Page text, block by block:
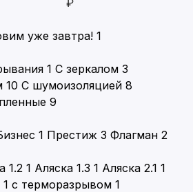
₽
уже завтра! 1
1 С зеркалом 3
10 С шумоизоляцией 8
9
1 Престиж 3 Флагман 2
1.2 1 Аляска 1.3 1 Аляска 2.1 1
с терморазрывом 1